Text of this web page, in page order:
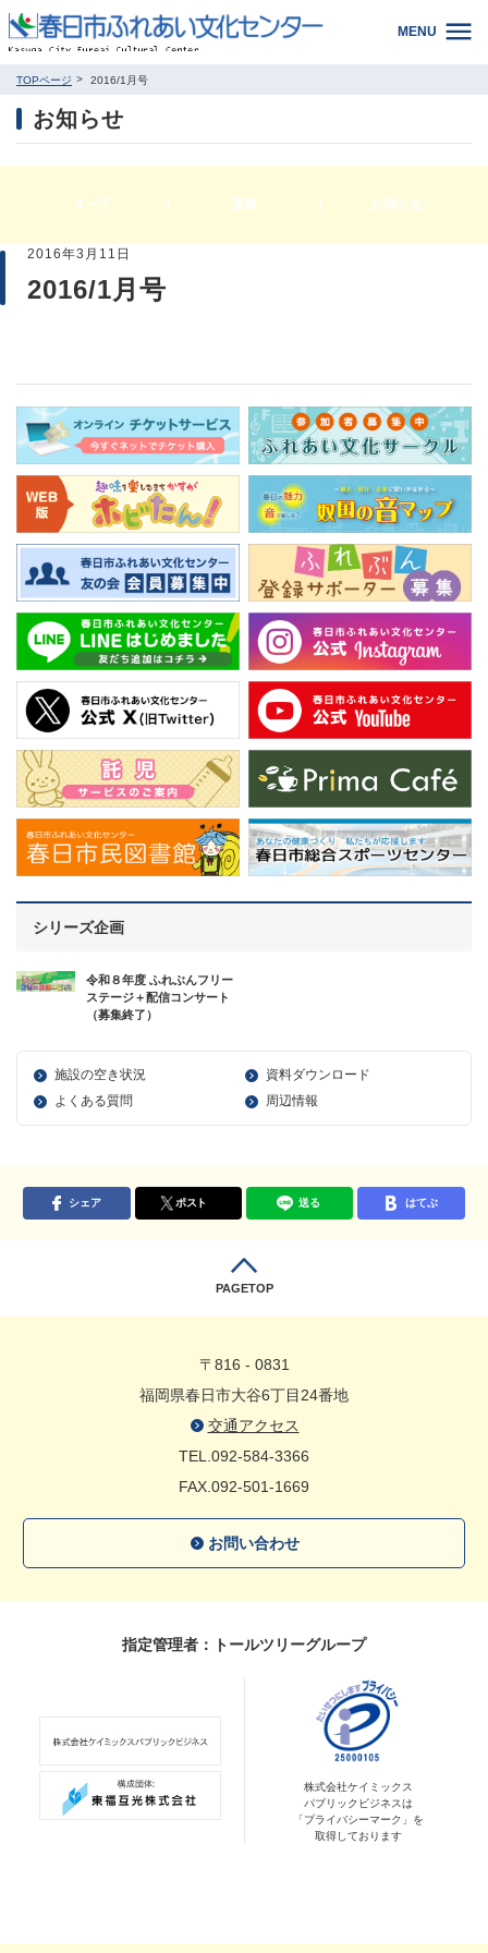
MENU
TOPページ 2016/1月号
お知らせ
すべて 速報 お知らせ
2016年3月11日
2016/1月号
シリーズ企画
令和８年度 ふれぶんフリー
ステージ＋配信コンサート
（募集終了）
施設の空き状況
資料ダウンロード
よくある質問
周辺情報
シェア ポスト 送る はてぶ
PAGETOP
〒816 - 0831
福岡県春日市大谷6丁目24番地
交通アクセス
TEL.092-584-3366
FAX.092-501-1669
お問い合わせ
指定管理者：トールツリーグループ
株式会社ケイミックス
パブリックビジネスは
「プライバシーマーク」を
取得しております